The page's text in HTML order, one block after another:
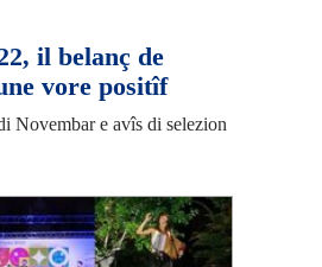
il belanç de
vore positîf
Novembar e avîs di selezion